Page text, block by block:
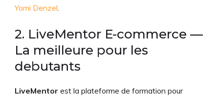
Yomi Denzel
2. LiveMentor E-commerce —
La meilleure pour les
debutants
LiveMentor est la plateforme de formation pour